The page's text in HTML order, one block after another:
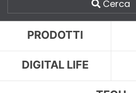
Cerca
PRODOTTI
DIGITAL LIFE